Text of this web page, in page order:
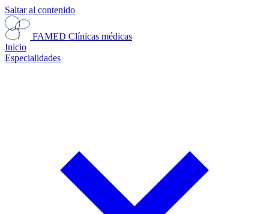
Saltar al contenido
FAMED Clínicas médicas
Inicio
Especialidades